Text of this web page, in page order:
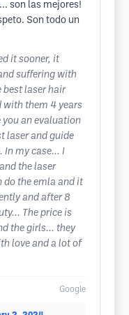
son las mejores!
Son todo un
it sooner, it
suffering with
best laser hair
with them 4 years
you an evaluation
laser and guide
In my case... I
the laser
do the emla and it
and after 8
The price is
the girls... they
love and a lot of
Google